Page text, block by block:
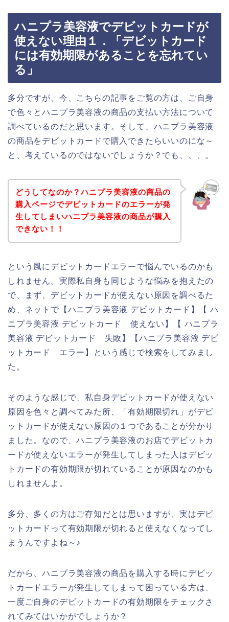
ハニプラ美容液でデビットカードが
使えない理由１．「デビットカード
には有効期限があることを忘れてい
る」
多分ですが、今、こちらの記事をご覧の方は、ご自身
で色々とハニプラ美容液の商品の支払い方法について
調べているのだと思います。そして、ハニプラ美容液
の商品をデビットカードで購入できたらいいのにな～
と、考えているのではないでしょうか？でも、、、。
どうしてなのか？ハニプラ美容液の商品の
購入ページでデビットカードのエラーが発
生してしまいハニプラ美容液の商品が購入
できない！！
という風にデビットカードエラーで悩んでいるのかも
しれません。実際私自身も同じような悩みを抱えたの
で、まず、デビットカードが使えない原因を調べるた
め、ネットで【ハニプラ美容液 デビットカード】【 ハ
ニプラ美容液 デビットカード 使えない】【 ハニプラ
美容液 デビットカード 失敗】【ハニプラ美容液 デビ
ットカード エラー】という感じで検索をしてみまし
た。
そのような感じで、私自身デビットカードが使えない
原因を色々と調べてみた所、「有効期限切れ」がデビ
ットカードが使えない原因の１つであることが分かり
ました。なので、ハニプラ美容液のお店でデビットカ
ードが使えないエラーが発生してしまった人はデビッ
トカードの有効期限が切れていることが原因なのかも
しれませんよ。
多分、多くの方はご存知だとは思いますが、実はデビ
ットカードって有効期限が切れると使えなくなってし
まうんですよね～♪
だから、ハニプラ美容液の商品を購入する時にデビッ
トカードエラーが発生してしまって困っている方は、
一度ご自身のデビットカードの有効期限をチェックさ
れてみてはいかがでしょうか？